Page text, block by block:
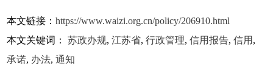
本文链接：https://www.waizi.org.cn/policy/206910.html
本文关键词：苏政办规,江苏省,行政管理,信用报告,信用 ,
承诺, 办法,通知